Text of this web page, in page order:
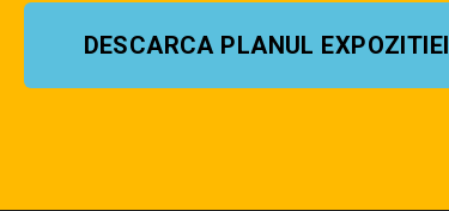
DESCARCA PLANUL EXPOZITIEI